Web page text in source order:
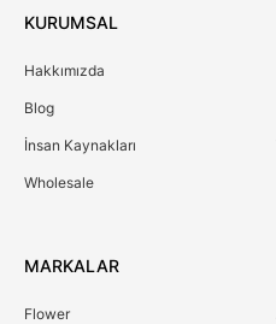
KURUMSAL
Hakkımızda
Blog
İnsan Kaynakları
Wholesale
MARKALAR
Flower